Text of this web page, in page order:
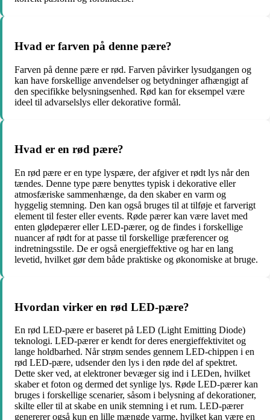
Hvad er farven på denne pære?
Farven på denne pære er rød. Farven påvirker lysudgangen og
kan have forskellige anvendelser og betydninger afhængigt af
den specifikke belysningsenhed. Rød kan for eksempel være
ideel til advarselslys eller dekorative formål.
Hvad er en rød pære?
En rød pære er en type lyspære, der afgiver et rødt lys når den
tændes. Denne type pære benyttes typisk i dekorative eller
atmosfæriske sammenhænge, da den skaber en varm og
hyggelig stemning. Den kan også bruges til at tilføje et farverigt
element til fester eller events. Røde pærer kan være lavet med
enten glødepærer eller LED-pærer, og de findes i forskellige
nuancer af rødt for at passe til forskellige præferencer og
indretningsstile. De er også energieffektive og har en lang
levetid, hvilket gør dem både praktiske og økonomiske at bruge.
Hvordan virker en rød LED-pære?
En rød LED-pære er baseret på LED (Light Emitting Diode)
teknologi. LED-pærer er kendt for deres energieffektivitet og
lange holdbarhed. Når strøm sendes gennem LED-chippen i en
rød LED-pære, udsender den lys i den røde del af spektret.
Dette sker ved, at elektroner bevæger sig ind i LEDen, hvilket
skaber et foton og dermed det synlige lys. Røde LED-pærer kan
bruges i forskellige scenarier, såsom i belysning af dekorationer,
skilte eller til at skabe en unik stemning i et rum. LED-pærer
genererer også kun en lille mængde varme, hvilket kan være en